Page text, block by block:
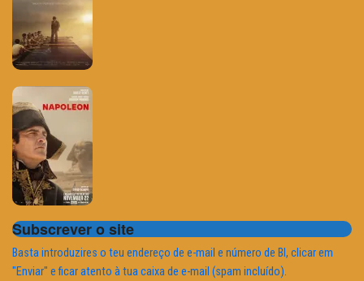
Subscrever o site
Basta introduzires o teu endereço de e-mail e número de BI, clicar em
"Enviar" e ficar atento à tua caixa de e-mail (spam incluído).